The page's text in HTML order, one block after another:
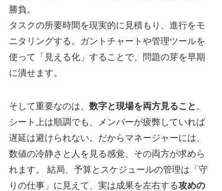
勝負。
タスクの所要時間を現実的に見積もり、進行をモ
ニタリングする。ガントチャートや管理ツールを
使って「見える化」することで、問題の芽を早期
に潰せます。
そして重要なのは、 数字と現場を両方見ること 。
シート上は順調でも、メンバーが疲弊していれば
遅延は避けられない。だからマネージャーには、
数値の冷静さと人を見る感覚、その両方が求めら
れます。 結局、予算とスケジュールの管理は「守
りの仕事」に見えて、実は成果を左右する攻めの